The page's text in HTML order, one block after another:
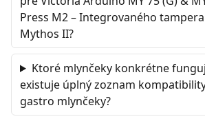
Press M2 – Integrovaného
Mythos II?
Ktoré mlynčeky konkrétne
existuje úplný zoznam
gastro mlynčeky?